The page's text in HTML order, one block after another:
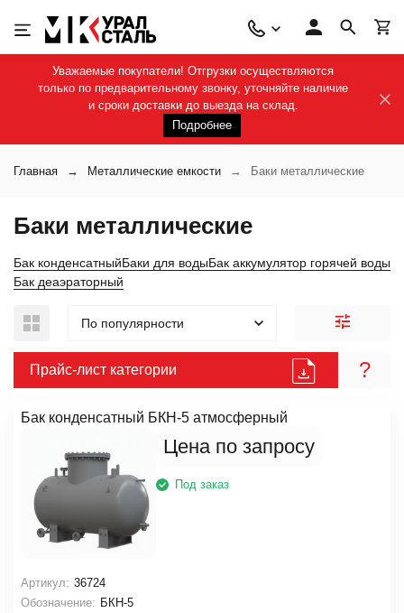
Уважаемые покупатели! Отгрузки осуществляются
только по предварительному звонку, уточняйте наличие
и сроки доставки до выезда на склад.
Подробнее
Главная Металлические емкости Баки металлические
Баки металлические
Бак конденсатныйБаки для водыБак аккумулятор горячей воды
Бак деаэраторный
По популярности
Прайс-лист категории ?
Бак конденсатный БКН-5 атмосферный
Цена по запросу
Под заказ
Артикул: 36724
Обозначение: БКН-5